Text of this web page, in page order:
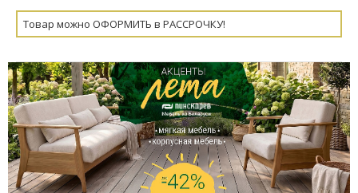
Товар можно ОФОРМИТЬ в РАССРОЧКУ!